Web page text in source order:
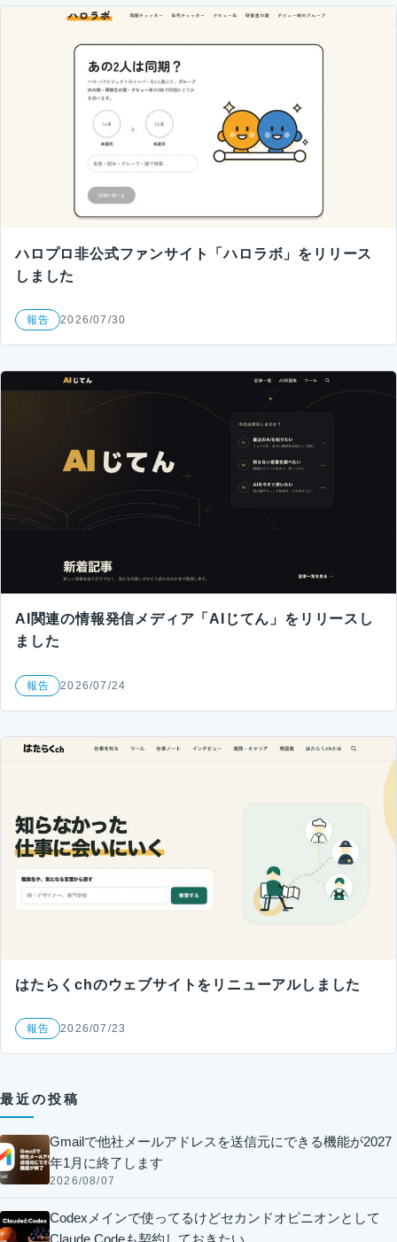
ハロプロ非公式ファンサイト「ハロラボ」をリリース
しました
報告 2026/07/30
AI関連の情報発信メディア「AIじてん」をリリースし
ました
報告 2026/07/24
はたらくchのウェブサイトをリニューアルしました
報告 2026/07/23
最近の投稿
Gmailで他社メールアドレスを送信元にできる機能が2027
年1月に終了します
2026/08/07
Codexメインで使ってるけどセカンドオピニオンとして